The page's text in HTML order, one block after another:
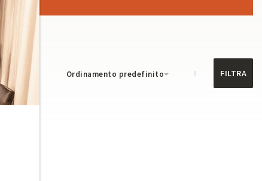
Ordinamento predefinito FILTRA